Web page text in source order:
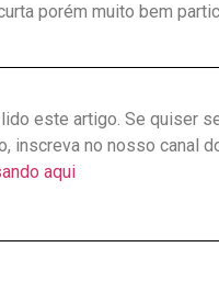
porém muito bem
este artigo. Se quiser
inscreva no nosso canal
aqui